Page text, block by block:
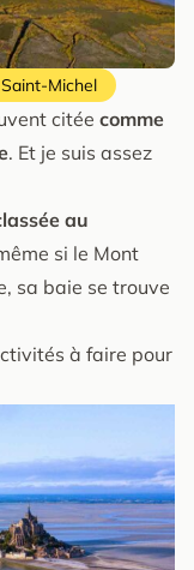
Michel
citée comme
. Et je suis assez
au
si le Mont
sa baie se trouve
à faire pour